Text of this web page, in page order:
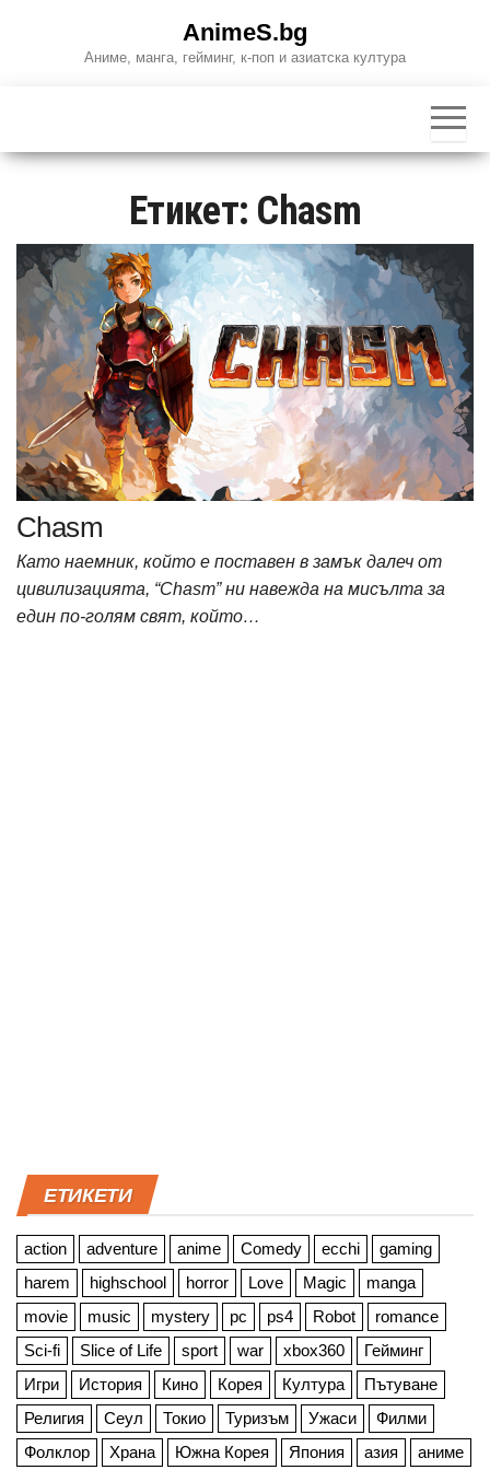
AnimeS.bg
Аниме, манга, гейминг, к-поп и азиатска култура
Етикет: Chasm
Chasm
Като наемник, който е поставен в замък далеч от
цивилизацията, “Chasm” ни навежда на мисълта за
един по-голям свят, който…
ЕТИКЕТИ
action adventure anime Comedy ecchi
gaming
harem
highschool horror Love Magic
manga
movie
music mystery pc ps4 Robot
romance
Sci-fi
Slice of Life sport war xbox360
Гейминг
Игри
История Кино Корея Култура
Пътуване
Религия
Сеул Токио Туризъм Ужаси
Филми
Фолклор
Храна Южна Корея Япония азия аниме